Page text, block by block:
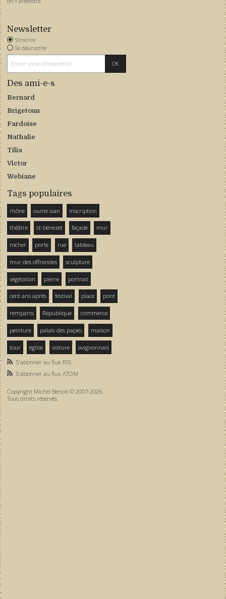
Newsletter
S'inscrire
Se désinscrire
Des ami-e-s
Bernard
Brigetoun
Fardoise
Nathalie
Tilia
Victor
Webiane
Tags populaires
rhône ounte sian inscription
théâtre st-bénezet façade mur
rocher porte rue tableau
mur des offrandes sculpture
végétation pierre portrait
cent ans après festival place pont
remparts République commerce
peinture palais des papes maison
tour église voiture
avignonnais
S'abonner au flux RSS
S'abonner au flux ATOM
Copyright Michel Benoit © 2007-2026.
Tous droits réservés.